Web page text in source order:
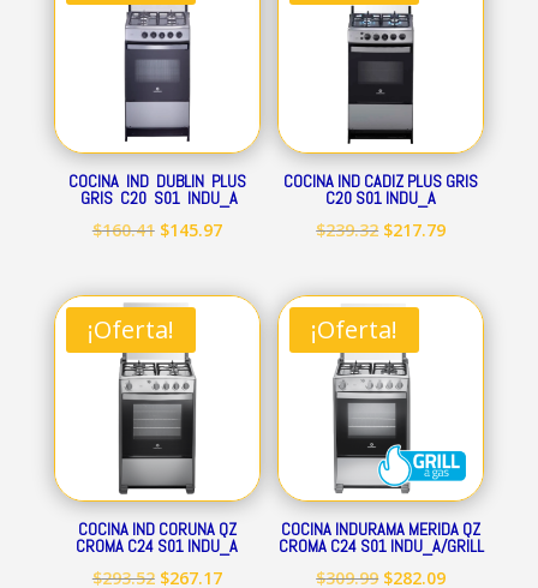
COCINA IND DUBLIN PLUS
GRIS C20 S01 INDU_A
$160.41 El
original
era:
$160.41.
$145.97El
actual
COCINA IND CADIZ PLUS GRIS
C20 S01 INDU_A
$239.32 El
original
era:
$239.32.
$217.79El
actual
¡Oferta!
COCINA IND CORUNA QZ
CROMA C24 S01 INDU_A
$293.52 El
$267.17El
¡Oferta!
COCINA INDURAMA MERIDA QZ
CROMA C24 S01 INDU_A/GRILL
$309.99 El
$282.09El